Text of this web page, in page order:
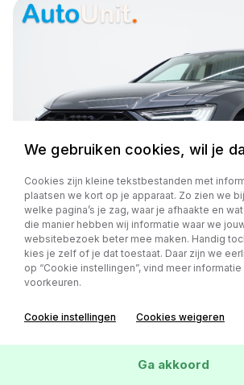
Audi A6
Sportstoelen | HUD | 360 | B&O Audio
We gebruiken cookies, wil je
Cookies zijn kleine tekstbestanden met
plaatsen we kort op je apparaat. Zo zien we
welke pagina’s je zag, waar je afhaakte en
die manier hebben wij informatie waar we
websitebezoek beter mee maken. Handig
kies je zelf of je dat toestaat. Daar zijn we
op “Cookie instellingen”, vind meer
voorkeuren.
Cookie instellingen Cookies weigeren
Ga akkoord